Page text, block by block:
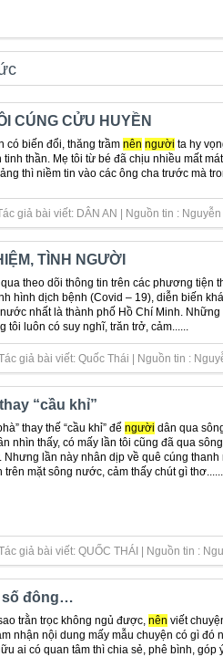
CÚNG CỬU HUYỀN
có biến đổi, thăng trầm nên người ta hy
tinh thần. Mẹ tôi từ bé đã chịu nhiều mất
thì niềm tin vào các ông cha trước mà
giả bài viết: DÂN AN | Nguồn tin :
TÌNH NGƯỜI
theo dõi thông tin trên các phương tiện
hình dịch bệnh (Covid – 19), diễn biến
nhất là thành phố Hồ Chí Minh. Những
tôi luôn có suy nghĩ, trăn trở, cảm......
giả bài viết: Quốc Thái | Nguồn tin :
“cầu khỉ”
thay thế “cầu khỉ” để người dân qua
nhìn thấy, có mấy lần tôi cũng đã qua
Nhưng lần này nhân dịp về quê cúng
trên mặt sông nước, cảm thấy chút gì thơ......
giả bài viết: QUỐC THÁI | Nguồn tin :
số đông…
trằn trọc không ngủ được, nên viết
nhận nội dung mấy mẫu chuyện có gì đó
ai có quan tâm thì chia sẻ, phê bình, góp